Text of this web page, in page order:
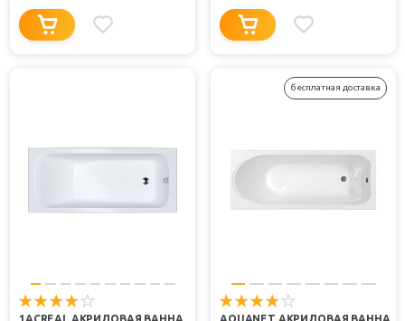
1ACREAL АКРИЛОВАЯ ВАННА
бесплатная доставка
AQUANET АКРИЛОВАЯ ВАННА